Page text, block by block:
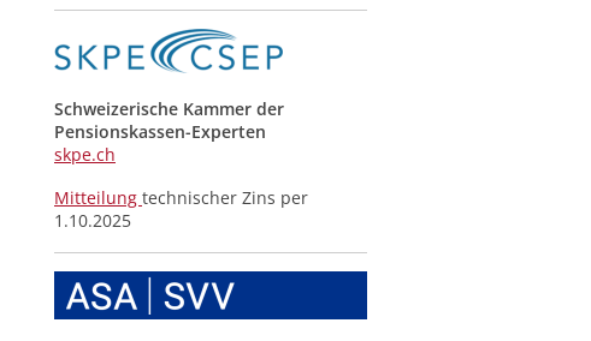
Schweizerische Kammer der
Pensionskassen-Experten
skpe.ch
Mitteilung technischer Zins per
1.10.2025